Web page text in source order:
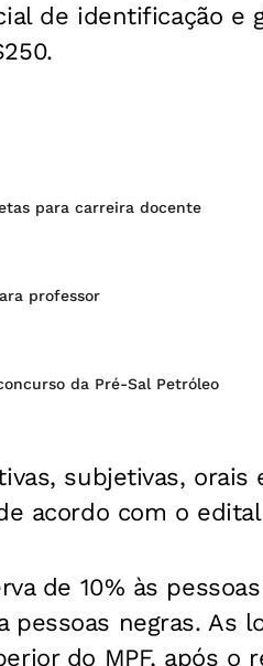
de identificação e
para carreira docente
professor
da Pré-Sal Petróleo
subjetivas,
acordo com o
de 10% às
pessoas negras. As
do MPF, após o